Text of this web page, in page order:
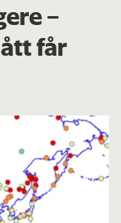
–
får